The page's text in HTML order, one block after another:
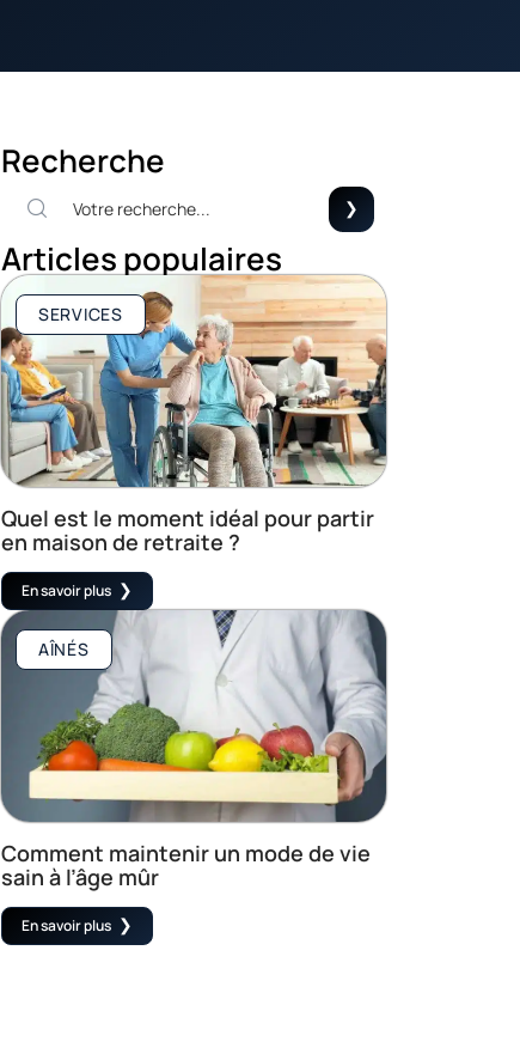
Recherche
Articles populaires
SERVICES
Quel est le moment idéal pour partir
en maison de retraite ?
En savoir plus
AÎNÉS
Comment maintenir un mode de vie
sain à l’âge mûr
En savoir plus